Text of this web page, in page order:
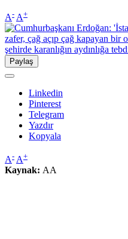
A- A+
Paylaş
Linkedin
Pinterest
Telegram
Yazdır
Kopyala
A- A+
Kaynak: AA